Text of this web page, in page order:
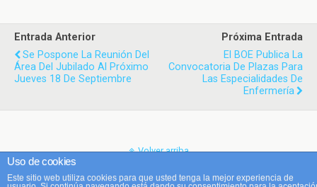
Entrada Anterior
Se Pospone La Reunión Del
Área Del Jubilado Al Próximo
Jueves 18 De Septiembre
Próxima Entrada
El BOE Publica La
Convocatoria De Plazas Para
Las Especialidades De
Enfermería
Volver arriba
Uso de cookies
Este sitio web utiliza cookies para que usted tenga la mejor experiencia de